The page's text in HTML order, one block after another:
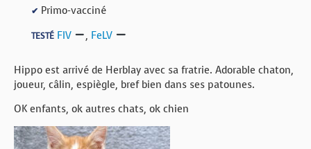
✔ Primo-vacciné
TESTÉ FIV , FeLV
Hippo est arrivé de Herblay avec sa fratrie. Adorable chaton,
joueur, câlin, espiègle, bref bien dans ses patounes.
OK enfants, ok autres chats, ok chien